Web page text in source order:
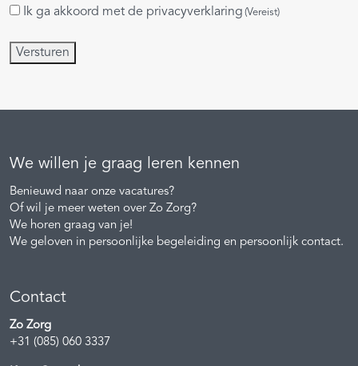
Instemming
Ik ga akkoord met de privacyverklaring (Vereist)
Versturen
We willen je graag leren kennen
Benieuwd naar onze vacatures?
Of wil je meer weten over Zo Zorg?
We horen graag van je!
We geloven in persoonlijke begeleiding en persoonlijk contact.
Contact
Zo Zorg
+31 (085) 060 3337